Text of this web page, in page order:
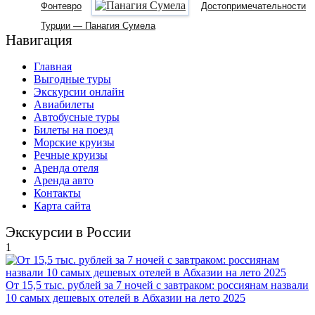
Фонтевро
Достопримечательности
Турции — Панагия Сумела
Навигация
Главная
Выгодные туры
Экскурсии онлайн
Авиабилеты
Автобусные туры
Билеты на поезд
Морские круизы
Речные круизы
Аренда отеля
Аренда авто
Контакты
Карта сайта
Экскурсии в России
1
От 15,5 тыс. рублей за 7 ночей с завтраком: россиянам назвали
10 самых дешевых отелей в Абхазии на лето 2025